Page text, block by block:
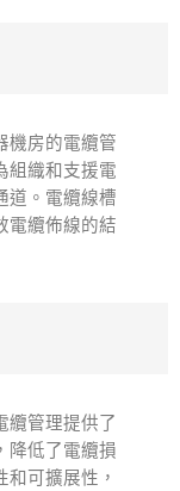
機房的電纜管
組織和支援電
道。電纜線槽
電纜佈線的結
纜管理提供了
降低了電纜損
可擴展性，